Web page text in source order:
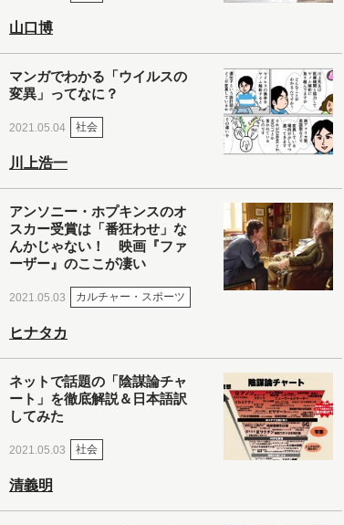
山口博
マンガでわかる「ウイルスの
変異」ってなに？
2021.05.04 社会
川上浩一
アンソニー・ホプキンスのオ
スカー受賞は「番狂わせ」な
んかじゃない！ 映画『ファ
ーザー』のここが凄い
2021.05.03 カルチャー・スポーツ
ヒナタカ
ネットで話題の「陰謀論チャ
ート」を徹底解説＆日本語訳
してみた
2021.05.03 社会
清義明